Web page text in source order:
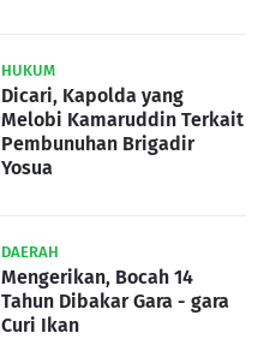
HUKUM
Dicari, Kapolda yang
Melobi Kamaruddin Terkait
Pembunuhan Brigadir
Yosua
DAERAH
Mengerikan, Bocah 14
Tahun Dibakar Gara - gara
Curi Ikan